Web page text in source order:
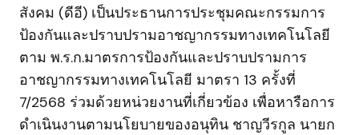
สังคม (ดีอี) เป็นประธานการประชุมคณะกรรมการ
ป้องกันและปราบปรามอาชญากรรมทางเทคโนโลยี
ตาม พ.ร.ก.มาตรการป้องกันและปราบปรามการ
อาชญากรรมทางเทคโนโลยี มาตรา 13 ครั้งที่
7/2568 ร่วมด้วยหน่วยงานที่เกี่ยวข้อง เพื่อหารือการ
ดำเนินงานตามนโยบายของอนุทิน ชาญวีรกูล นายก